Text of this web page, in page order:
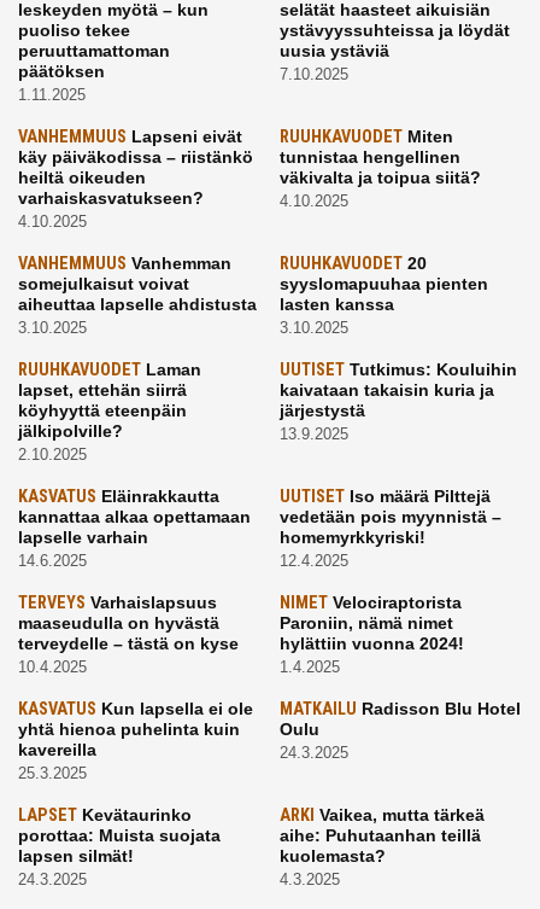
leskeyden myötä – kun
puoliso tekee
peruuttamattoman
päätöksen
1.11.2025
selätät haasteet aikuisiän
ystävyyssuhteissa ja löydät
uusia ystäviä
7.10.2025
VANHEMMUUS Lapseni eivät
käy päiväkodissa – riistänkö
heiltä oikeuden
varhaiskasvatukseen?
4.10.2025
RUUHKAVUODETMiten
tunnistaa hengellinen
väkivalta ja toipua siitä?
4.10.2025
VANHEMMUUS Vanhemman
somejulkaisut voivat
aiheuttaa lapselle ahdistusta
3.10.2025
RUUHKAVUODET20
syyslomapuuhaa pienten
lasten kanssa
3.10.2025
RUUHKAVUODET Laman
lapset, ettehän siirrä
köyhyyttä eteenpäin
jälkipolville?
2.10.2025
UUTISETTutkimus: Kouluihin
kaivataan takaisin kuria ja
järjestystä
13.9.2025
KASVATUS Eläinrakkautta
kannattaa alkaa opettamaan
lapselle varhain
14.6.2025
UUTISETIso määrä Pilttejä
vedetään pois myynnistä –
homemyrkkyriski!
12.4.2025
TERVEYS Varhaislapsuus
maaseudulla on hyvästä
terveydelle – tästä on kyse
10.4.2025
NIMETVelociraptorista
Paroniin, nämä nimet
hylättiin vuonna 2024!
1.4.2025
KASVATUS Kun lapsella ei ole
yhtä hienoa puhelinta kuin
kavereilla
25.3.2025
MATKAILU Radisson Blu Hotel
Oulu
24.3.2025
LAPSET Kevätaurinko
porottaa: Muista suojata
lapsen silmät!
24.3.2025
ARKI Vaikea, mutta tärkeä
aihe: Puhutaanhan teillä
kuolemasta?
4.3.2025